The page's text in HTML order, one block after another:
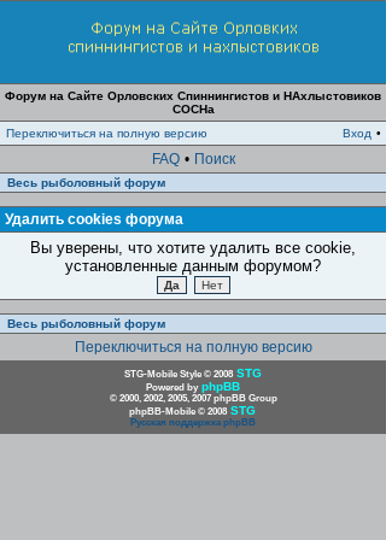
Форум на Сайте Орловских Спиннингистов и НАхлыстовиков
СОСНа
Переключиться на полную версию
Вход •
FAQ • Поиск
Весь рыболовный форум
Удалить cookies форума
Вы уверены, что хотите удалить все cookie,
установленные данным форумом?
Весь рыболовный форум
Переключиться на полную версию
STG-Mobile Style © 2008 STG
Powered by phpBB
© 2000, 2002, 2005, 2007 phpBB Group
phpBB-Mobile © 2008 STG
Русская поддержка phpBB